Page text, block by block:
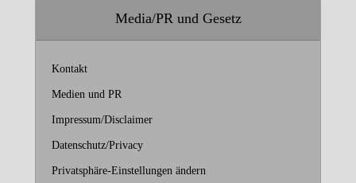
Media/PR und Gesetz
Kontakt
Medien und PR
Impressum/Disclaimer
Datenschutz/Privacy
Privatsphäre-Einstellungen ändern